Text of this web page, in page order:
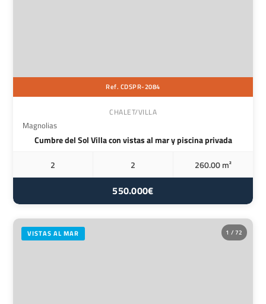
Ref. CDSPR-2084
CHALET/VILLA
Magnolias
Cumbre del Sol Villa con vistas al mar y piscina privada
2
2 260.00 m²
550.000€
1 / 72
VISTAS AL MAR